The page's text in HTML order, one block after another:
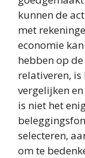
kunnen de
met
economie
hebben op
relativeren,
vergelijken
is niet het
selecteren,
om te